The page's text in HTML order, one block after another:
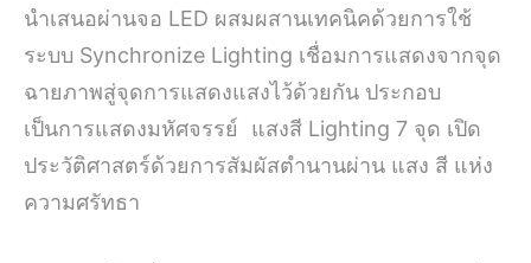
นำเสนอผ่านจอ LED ผสมผสานเทคนิคด้วยการใช้
ระบบ Synchronize Lighting เชื่อมการแสดงจากจุด
ฉายภาพสู่จุดการแสดงแสงไว้ด้วยกัน ประกอบ
เป็นการแสดงมหัศจรรย์ แสงสี Lighting 7 จุด เปิด
ประวัติศาสตร์ด้วยการสัมผัสตำนานผ่าน แสง สี แห่ง
ความศรัทธา